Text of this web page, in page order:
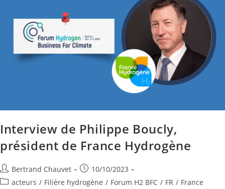
Interview de Philippe Boucly,
président de France Hydrogène
Bertrand Chauvet
10/10/2023
acteurs / Filière hydrogène / Forum H2 BFC / FR / France